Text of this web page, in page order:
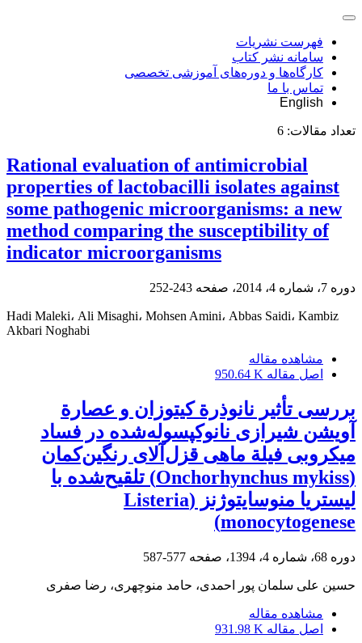
فهرست نشریات
سامانه نشر کتاب
کارگاه‌ها و دوره‌های آموزشی تخصصی
تماس با ما
English
تعداد مقالات: 6
Rational evaluation of antimicrobial
properties of lactobacilli isolates against
some pathogenic microorganisms: a new
method comparing the susceptibility of
indicator microorganisms
دوره 7، شماره 4، 2014، صفحه 243-252
Hadi Maleki، Ali Misaghi، Mohsen Amini، Abbas Saidi، Kambiz
Akbari Noghabi
مشاهده مقاله
اصل مقاله 950.64 K
بررسی تأثیر نانوذرة کیتوزان و عصارة
آویشن شیرازی نانوکپسوله‌شده در فساد
میکروبی فیلة ماهی قزل‌آلای رنگین‌کمان
(Onchorhynchus mykiss) تلقیح‌شده با
لیستریا منوسایتوژنز (Listeria
monocytogenese)
دوره 68، شماره 4، 1394، صفحه 577-587
حسین علی سلمان پور احمدی، حامد منوچهری، رضا صفری
مشاهده مقاله
اصل مقاله 931.98 K